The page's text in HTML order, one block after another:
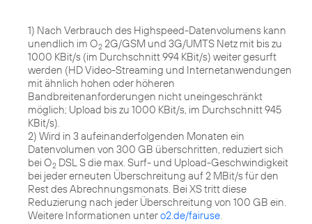
1) Nach Verbrauch des Highspeed-Datenvolumens kann
unendlich im O2 2G/GSM und 3G/UMTS Netz mit bis zu
1000 KBit/s (im Durchschnitt 994 KBit/s) weiter gesurft
werden (HD Video-Streaming und Internetanwendungen
mit ähnlich hohen oder höheren
Bandbreitenanforderungen nicht uneingeschränkt
möglich; Upload bis zu 1000 KBit/s, im Durchschnitt 945
KBit/s).
2) Wird in 3 aufeinanderfolgenden Monaten ein
Datenvolumen von 300 GB überschritten, reduziert sich
bei O2 DSL S die max. Surf- und Upload-Geschwindigkeit
bei jeder erneuten Überschreitung auf 2 MBit/s für den
Rest des Abrechnungsmonats. Bei XS tritt diese
Reduzierung nach jeder Überschreitung von 100 GB ein.
Weitere Informationen untero2.de/fairuse.